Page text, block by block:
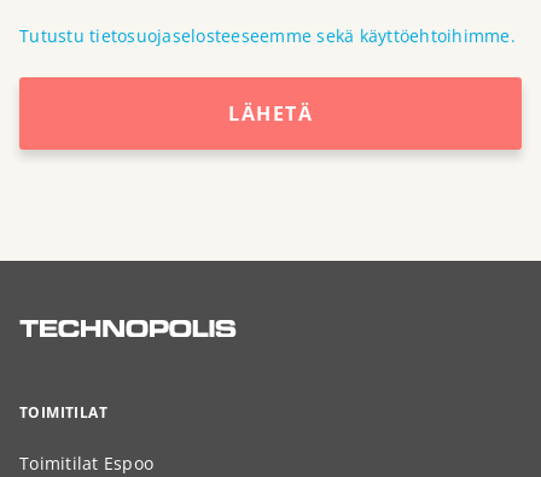
Tutustu tietosuojaselosteeseemme sekä käyttöehtoihimme.
LÄHETÄ
TOIMITILAT
Toimitilat Espoo